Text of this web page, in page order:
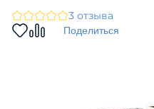
3 отзыва
Поделиться